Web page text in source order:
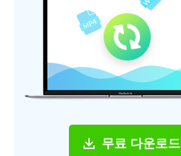
무료 다운로드